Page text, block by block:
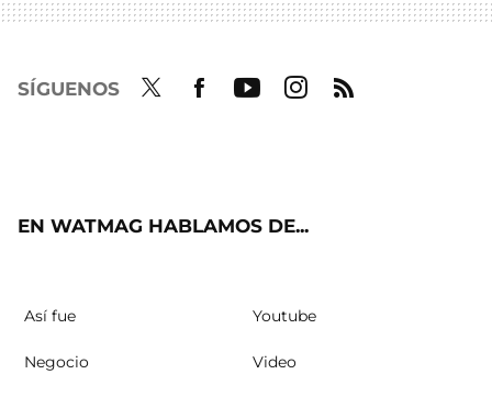
SÍGUENOS
EN WATMAG HABLAMOS DE...
Así fue Youtube
Negocio Video